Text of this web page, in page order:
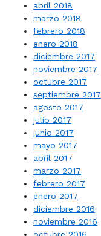
abril 2018
marzo 2018
febrero 2018
enero 2018
diciembre 2017
noviembre 2017
octubre 2017
septiembre 2017
agosto 2017
julio 2017
junio 2017
mayo 2017
abril 2017
marzo 2017
febrero 2017
enero 2017
diciembre 2016
noviembre 2016